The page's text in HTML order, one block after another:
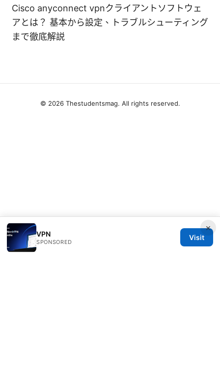
Cisco anyconnect vpnクライアントソフトウェ
アとは？ 基本から設定、トラブルシューティング
まで徹底解説
×
VPN
SPONSORED
Visit
© 2026 Thestudentsmag. All rights reserved.